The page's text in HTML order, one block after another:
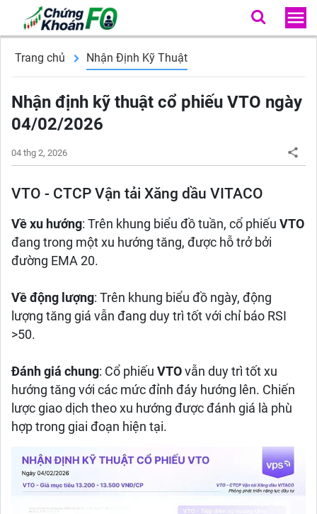
Trang chủ Nhận Định Kỹ Thuật
Nhận định kỹ thuật cổ phiếu VTO ngày
04/02/2026
04 thg 2, 2026
VTO - CTCP Vận tải Xăng dầu VITACO
Về xu hướng: Trên khung biểu đồ tuần, cổ phiếu VTO
đang trong một xu hướng tăng, được hỗ trở bởi
đường EMA 20.
Về động lượng: Trên khung biểu đồ ngày, động
lượng tăng giá vẫn đang duy trì tốt với chỉ báo RSI
>50.
Đánh giá chung: Cổ phiếu VTO vẫn duy trì tốt xu
hướng tăng với các mức đỉnh đáy hướng lên. Chiến
lược giao dịch theo xu hướng được đánh giá là phù
hợp trong giai đoạn hiện tại.